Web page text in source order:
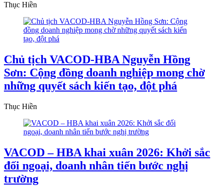
Thục Hiền
Chủ tịch VACOD-HBA Nguyễn Hồng
Sơn: Cộng đồng doanh nghiệp mong chờ
những quyết sách kiến tạo, đột phá
Thục Hiền
VACOD – HBA khai xuân 2026: Khởi sắc
đối ngoại, doanh nhân tiến bước nghị
trường